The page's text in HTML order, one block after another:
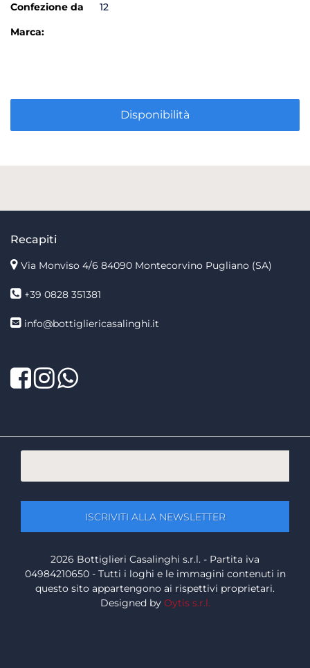
Confezione da
12
Marca:
Disponibilità
Recapiti
Via Monviso 4/6 84090 Montecorvino Pugliano (SA)
+39 0828 351381
info@bottigliericasalinghi.it
Facebook
TwitterLinkedIn
2026 Bottiglieri Casalinghi s.r.l. - Partita iva
04984210650 - Tutti i loghi e le immagini contenuti in
questo sito appartengono ai rispettivi proprietari.
Designed by Oytis s.r.l.